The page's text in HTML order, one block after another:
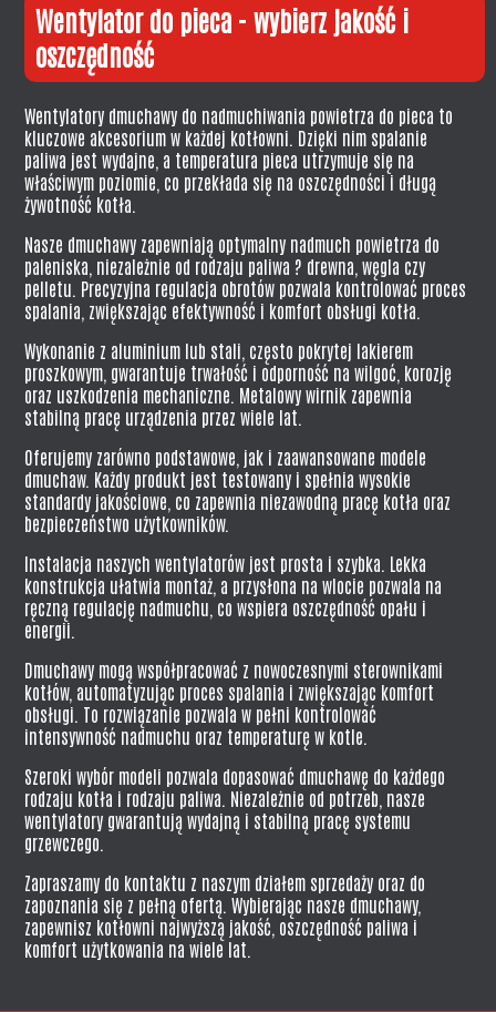
Wentylator do pieca - wybierz jakość i
oszczędność
Wentylatory dmuchawy do nadmuchiwania powietrza do pieca to
kluczowe akcesorium w każdej kotłowni. Dzięki nim spalanie
paliwa jest wydajne, a temperatura pieca utrzymuje się na
właściwym poziomie, co przekłada się na oszczędności i długą
żywotność kotła.
Nasze dmuchawy zapewniają optymalny nadmuch powietrza do
paleniska, niezależnie od rodzaju paliwa ? drewna, węgla czy
pelletu. Precyzyjna regulacja obrotów pozwala kontrolować proces
spalania, zwiększając efektywność i komfort obsługi kotła.
Wykonanie z aluminium lub stali, często pokrytej lakierem
proszkowym, gwarantuje trwałość i odporność na wilgoć, korozję
oraz uszkodzenia mechaniczne. Metalowy wirnik zapewnia
stabilną pracę urządzenia przez wiele lat.
Oferujemy zarówno podstawowe, jak i zaawansowane modele
dmuchaw. Każdy produkt jest testowany i spełnia wysokie
standardy jakościowe, co zapewnia niezawodną pracę kotła oraz
bezpieczeństwo użytkowników.
Instalacja naszych wentylatorów jest prosta i szybka. Lekka
konstrukcja ułatwia montaż, a przysłona na wlocie pozwala na
ręczną regulację nadmuchu, co wspiera oszczędność opału i
energii.
Dmuchawy mogą współpracować z nowoczesnymi sterownikami
kotłów, automatyzując proces spalania i zwiększając komfort
obsługi. To rozwiązanie pozwala w pełni kontrolować
intensywność nadmuchu oraz temperaturę w kotle.
Szeroki wybór modeli pozwala dopasować dmuchawę do każdego
rodzaju kotła i rodzaju paliwa. Niezależnie od potrzeb, nasze
wentylatory gwarantują wydajną i stabilną pracę systemu
grzewczego.
Zapraszamy do kontaktu z naszym działem sprzedaży oraz do
zapoznania się z pełną ofertą. Wybierając nasze dmuchawy,
zapewnisz kotłowni najwyższą jakość, oszczędność paliwa i
komfort użytkowania na wiele lat.